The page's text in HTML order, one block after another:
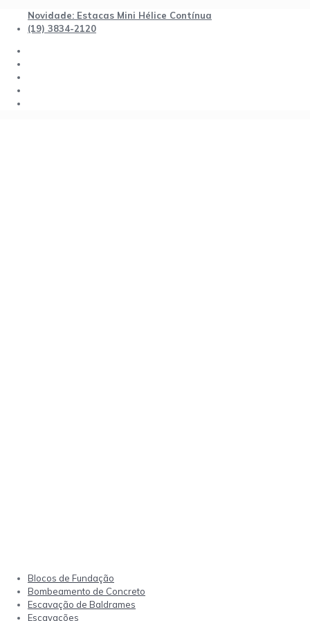
Novidade: Estacas Mini Hélice Contínua
(19) 3834-2120
Blocos de Fundação
Bombeamento de Concreto
Escavação de Baldrames
Escavações